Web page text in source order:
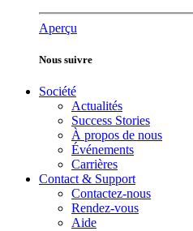
Aperçu
Nous suivre
Société
Actualités
Success Stories
À propos de nous
Événements
Carrières
Contact & Support
Contactez-nous
Rendez-vous
Aide